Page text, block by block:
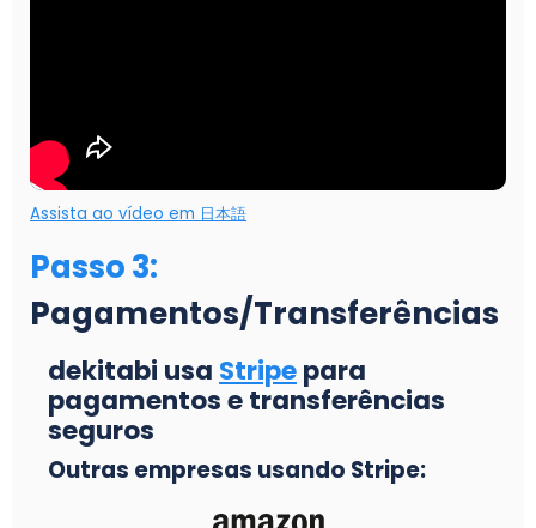
Assista ao vídeo em 日本語
Passo 3:
Pagamentos/Transferências
dekitabi usa Stripepara
pagamentos e transferências
seguros
Outras empresas usando Stripe: